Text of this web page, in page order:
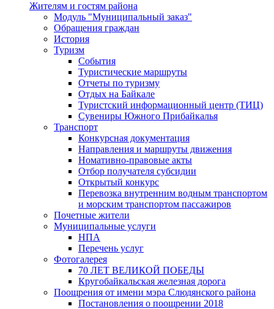
Жителям и гостям района
Модуль "Муниципальный заказ"
Обращения граждан
История
Туризм
События
Туристические маршруты
Отчеты по туризму
Отдых на Байкале
Туристский информационный центр (ТИЦ)
Сувениры Южного Прибайкалья
Транспорт
Конкурсная документация
Направления и маршруты движения
Номативно-правовые акты
Отбор получателя субсидии
Открытый конкурс
Перевозка внутренним водным транспортом
и морским транспортом пассажиров
Почетные жители
Муниципальные услуги
НПА
Перечень услуг
Фотогалерея
70 ЛЕТ ВЕЛИКОЙ ПОБЕДЫ
Кругобайкальская железная дорога
Поощрения от имени мэра Слюдянского района
Постановления о поощрении 2018